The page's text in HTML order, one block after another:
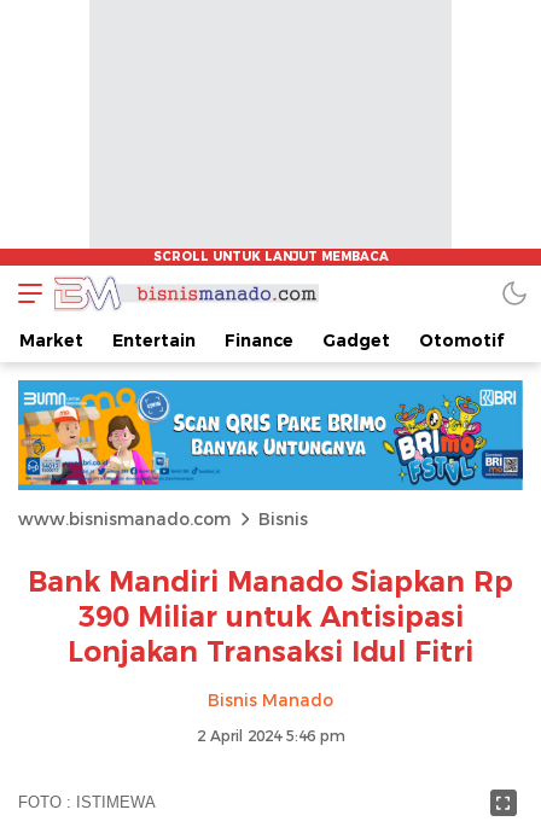
Market Entertain Finance Gadget Otomotif
www.bisnismanado.com Bisnis
Bank Mandiri Manado Siapkan Rp
390 Miliar untuk Antisipasi
Lonjakan Transaksi Idul Fitri
Bisnis Manado
2 April 2024 5:46 pm
FOTO : ISTIMEWA